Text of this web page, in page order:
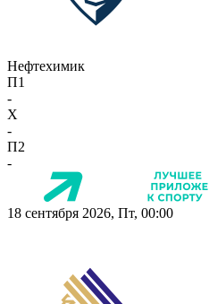
Нефтехимик
П1
-
X
-
П2
-
18 сентября 2026, Пт, 00:00